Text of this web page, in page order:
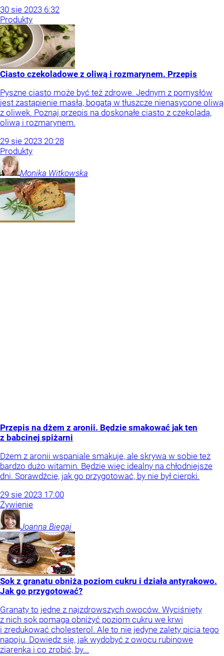
30 sie 2023 6:32
Produkty
Ciasto czekoladowe z oliwą i rozmarynem. Przepis
Pyszne ciasto może być też zdrowe. Jednym z pomysłów
jest zastąpienie masła, bogatą w tłuszcze nienasycone oliwą
z oliwek. Poznaj przepis na doskonałe ciasto z czekoladą,
oliwą i rozmarynem.
29 sie 2023 20:28
Produkty
Monika Witkowska
Przepis na dżem z aronii. Będzie smakować jak ten
z babcinej spiżarni
Dżem z aronii wspaniale smakuje, ale skrywa w sobie też
bardzo dużo witamin. Będzie więc idealny na chłodniejsze
dni. Sprawdźcie, jak go przygotować, by nie był cierpki.
29 sie 2023 17:00
Żywienie
Joanna Biegaj
Sok z granatu obniża poziom cukru i działa antyrakowo.
Jak go przygotować?
Granaty to jedne z najzdrowszych owoców. Wyciśnięty
z nich sok pomaga obniżyć poziom cukru we krwi
i zredukować cholesterol. Ale to nie jedyne zalety picia tego
napoju. Dowiedz się, jak wydobyć z owocu rubinowe
ziarenka i co zrobić, by...